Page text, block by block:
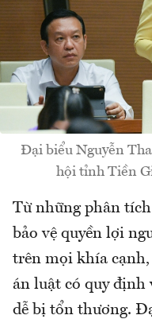
Đại biểu Nguyễn
hội tỉnh Tiền
Từ những phân
bảo vệ quyền lợi
trên mọi khía
án luật có quy định
dễ bị tổn thương.